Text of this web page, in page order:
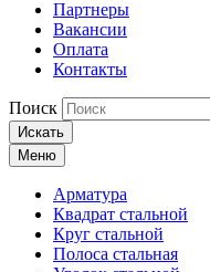
Партнеры
Вакансии
Оплата
Контакты
Поиск
Искать
Меню
Арматура
Квадрат стальной
Круг стальной
Полоса стальная